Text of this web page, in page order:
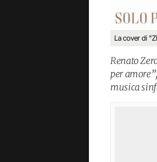
La cover di
Renato
per
musica